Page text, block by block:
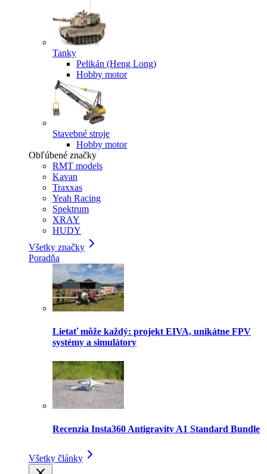
Tanky
Pelikán (Heng Long)
Hobby motor
Stavebné stroje
Hobby motor
Obľúbené značky
RMT models
Kavan
Traxxas
Yeah Racing
Spektrum
XRAY
HUDY
Všetky značky
Poradňa
Lietať môže každý: projekt EIVA, unikátne FPV
systémy a simulátory
Recenzia Insta360 Antigravity A1 Standard Bundle
Všetky články